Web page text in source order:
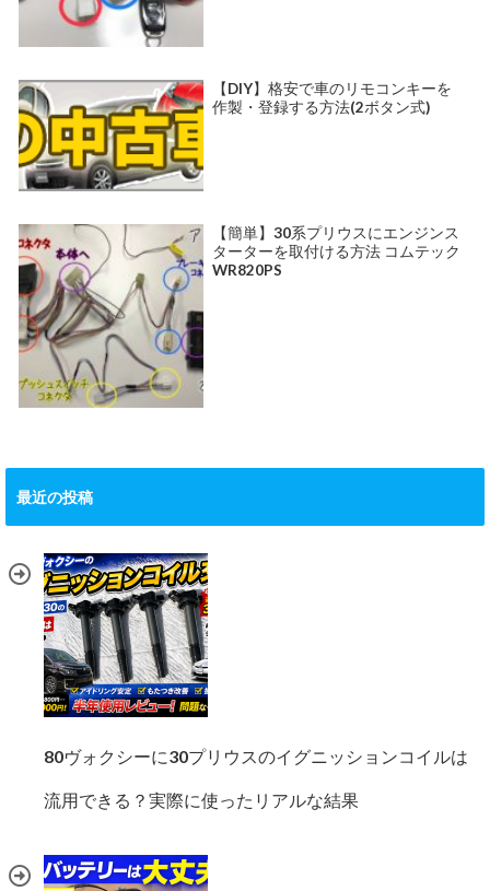
【DIY】格安で車のリモコンキーを
作製・登録する方法(2ボタン式)
【簡単】30系プリウスにエンジンス
ターターを取付ける方法 コムテック
WR820PS
最近の投稿
80ヴォクシーに30プリウスのイグニッションコイルは
流用できる？実際に使ったリアルな結果